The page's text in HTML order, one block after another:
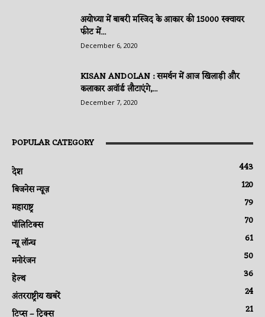
अयोध्या में बाबरी मस्जिद के आकार की 15000 स्क्वायर
फीट में...
December 6, 2020
KISAN ANDOLAN : समर्थन में आज खिलाड़ी और
कलाकार अवॉर्ड लौटाएंगे,...
December 7, 2020
POPULAR CATEGORY
देश
443
बिजनेस न्यूज़
120
महाराष्ट्र
79
पॉलिटिक्स
70
न्यू लॉन्च
61
मनोरंजन
50
हेल्थ
36
अंतरराष्ट्रीय खबरें
24
21